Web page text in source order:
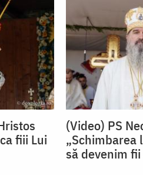
fiii Lui
(Video) PS
„Schimbarea
să devenim